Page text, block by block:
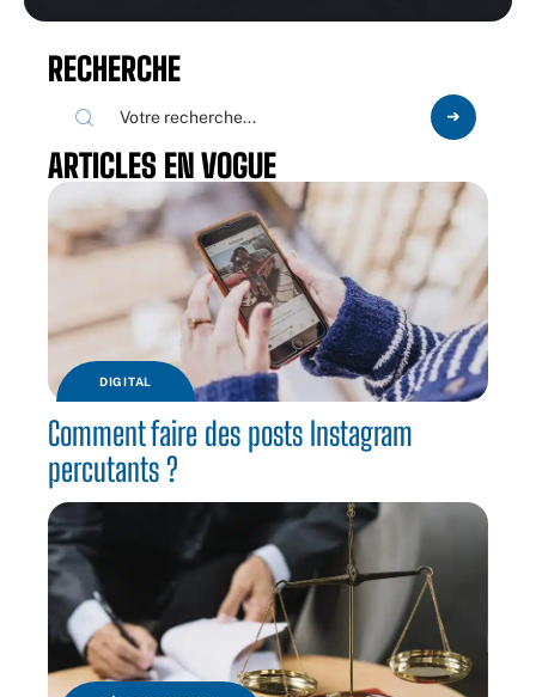
RECHERCHE
ARTICLES EN VOGUE
DIGITAL
Comment faire des posts Instagram
percutants ?